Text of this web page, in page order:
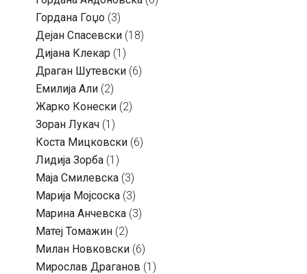
Гордана Гоџо (3)
Дејан Спасевски (18)
Дијана Клекар (1)
Драган Шутевски (6)
Емилија Али (2)
Жарко Конески (2)
Зоран Лукач (1)
Коста Мицковски (6)
Лидија Зорба (1)
Маја Смилевска (3)
Марија Мојсоска (3)
Марина Анчевска (3)
Матеј Томажин (2)
Милан Новковски (6)
Мирослав Драганов (1)